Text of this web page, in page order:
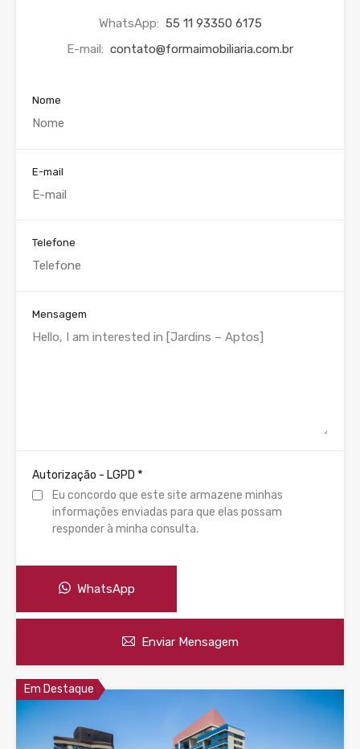
WhatsApp: 55 11 93350 6175
E-mail: contato@formaimobiliaria.com.br
Nome
E-mail
Telefone
Mensagem
Autorização - LGPD *
Eu concordo que este site armazene minhas
informações enviadas para que elas possam
responder à minha consulta.
WhatsApp
Enviar Mensagem
Em Destaque